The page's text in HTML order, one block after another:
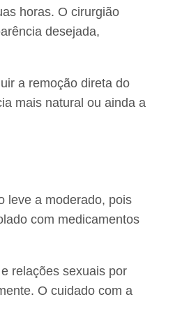
horas. O cirurgião
desejada,
a remoção direta do
mais natural ou ainda a
leve a moderado, pois
com medicamentos
relações sexuais por
O cuidado com a